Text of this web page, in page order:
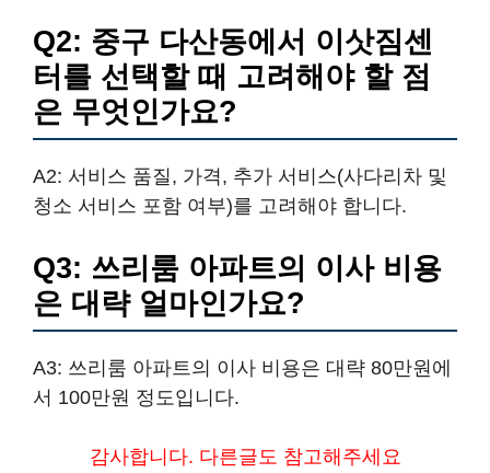
Q2: 중구 다산동에서 이삿짐센
터를 선택할 때 고려해야 할 점
은 무엇인가요?
A2: 서비스 품질, 가격, 추가 서비스(사다리차 및
청소 서비스 포함 여부)를 고려해야 합니다.
Q3: 쓰리룸 아파트의 이사 비용
은 대략 얼마인가요?
A3: 쓰리룸 아파트의 이사 비용은 대략 80만원에
서 100만원 정도입니다.
감사합니다. 다른글도 참고해주세요